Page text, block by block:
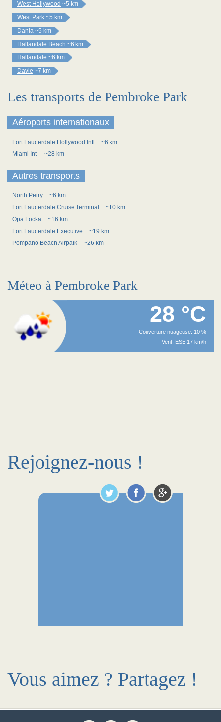
West Hollywood ~5 km
West Park ~5 km
Dania ~5 km
Hallandale Beach ~6 km
Hallandale ~6 km
Davie ~7 km
Les transports de Pembroke Park
Aéroports internationaux
Fort Lauderdale Hollywood Intl
~6 km
Miami Intl
~28 km
Autres transports
North Perry
~6 km
Fort Lauderdale Cruise Terminal
~10 km
Opa Locka
~16 km
Fort Lauderdale Executive
~19 km
Pompano Beach Airpark
~26 km
Méteo à Pembroke Park
28 °C
Couverture nuageuse: 10 %
Vent: ESE 17 km/h
Rejoignez-nous !
Vous aimez ? Partagez !